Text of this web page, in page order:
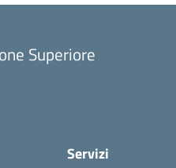
Superiore
Servizi